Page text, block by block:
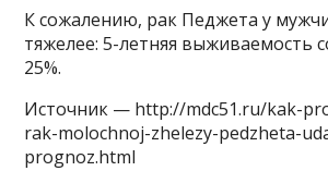
К сожалению, рак Педжета у
тяжелее: 5-летняя выживаемость
25%.
Источник — http://mdc51.ru/kak-
rak-molochnoj-zhelezy-pedzheta-
prognoz.html